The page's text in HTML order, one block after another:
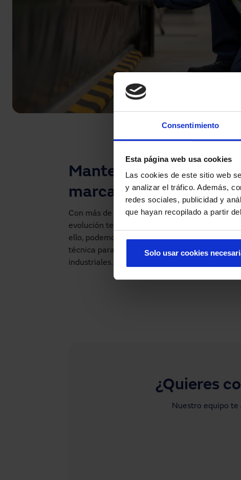
Consentimiento
Esta página web usa cookies
Las cookies de este sitio web
y analizar el tráfico. Además,
redes sociales, publicidad y
que hayan recopilado a partir
Solo usar cookies
Mantenemos puertas
marcas
Con más de 60 años de experiencia en el
evolución tecnológica, normativa y de
ello, podemos ofrecerte un servicio de
técnica para todas las marcas y tipos de
industriales.
¿Quieres
Nuestro equipo